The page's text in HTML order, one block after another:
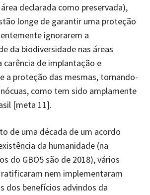
declarada como preservada),
longe de garantir uma proteção
ignorarem a
da biodiversidade nas áreas
carência de implantação e
a proteção das mesmas, tornando-
como tem sido amplamente
[meta 11].
de uma década de um acordo
da humanidade (na
do GBO5 são de 2018), vários
ratificaram nem implementaram
dos benefícios advindos da